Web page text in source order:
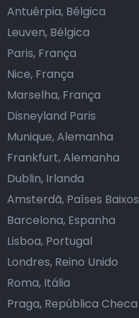
Antuérpia, Bélgica
Leuven, Bélgica
Paris, França
Nice, França
Marselha, França
Disneyland Paris
Munique, Alemanha
Frankfurt, Alemanha
Dublin, Irlanda
Amsterdã, Países Baixos
Barcelona, Espanha
Lisboa, Portugal
Londres, Reino Unido
Roma, Itália
Praga, República Checa